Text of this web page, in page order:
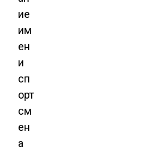
ие
им
ен
и
сп
орт
см
ен
а